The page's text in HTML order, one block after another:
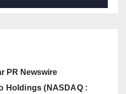
PR Newswire
Holdings (NASDAQ :